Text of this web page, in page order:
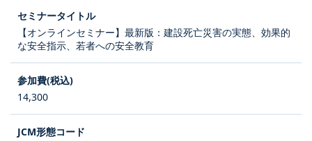
【オンラインセミナー】最新版：建設死亡災害の実態、効果的
な安全指示、若者への安全教育
14,300